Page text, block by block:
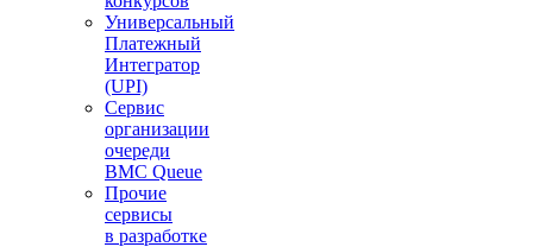
Универсальный
Платежный
Интегратор
(UPI)
Сервис
организации
очереди
BMC Queue
Прочие
сервисы
в разработке